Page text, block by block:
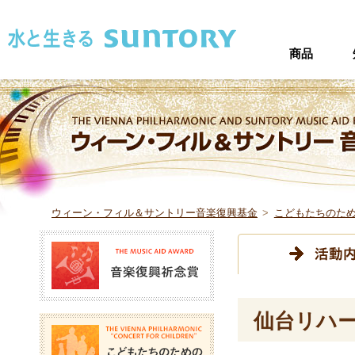
商品
ウィーン・フィル＆サントリー音楽復興基金 > こどもたちのた
仙台リハ
音楽復興祈念賞
こどもたちのためのコ